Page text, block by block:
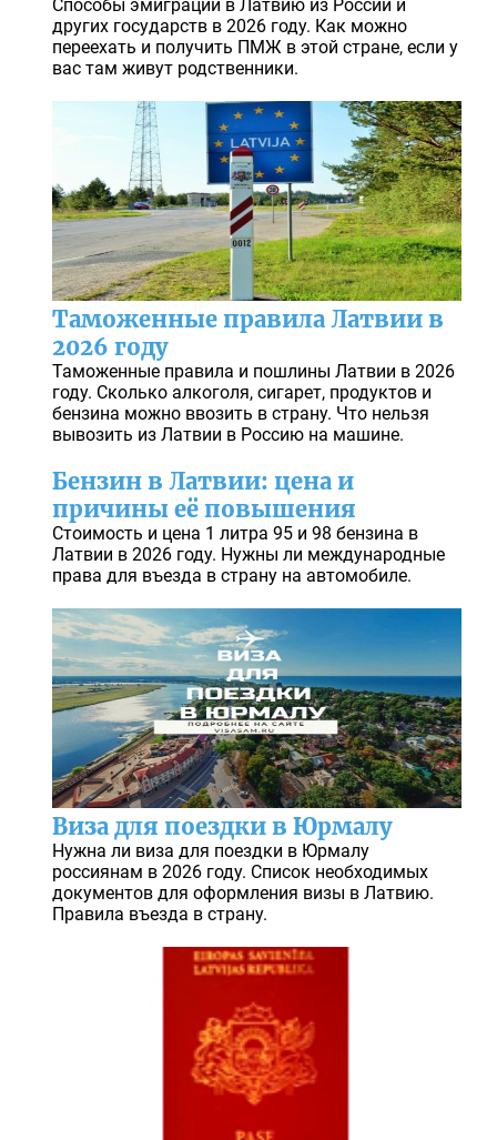
Способы эмиграции в Латвию из России и
других государств в 2026 году. Как можно
переехать и получить ПМЖ в этой стране, если у
вас там живут родственники.
Таможенные правила Латвии в
2026 году
Таможенные правила и пошлины Латвии в 2026
году. Сколько алкоголя, сигарет, продуктов и
бензина можно ввозить в страну. Что нельзя
вывозить из Латвии в Россию на машине.
Бензин в Латвии: цена и
причины её повышения
Стоимость и цена 1 литра 95 и 98 бензина в
Латвии в 2026 году. Нужны ли международные
права для въезда в страну на автомобиле.
Виза для поездки в Юрмалу
Нужна ли виза для поездки в Юрмалу
россиянам в 2026 году. Список необходимых
документов для оформления визы в Латвию.
Правила въезда в страну.